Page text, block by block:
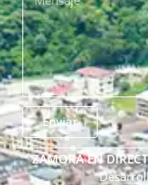
Enviar
ZAMORA EN